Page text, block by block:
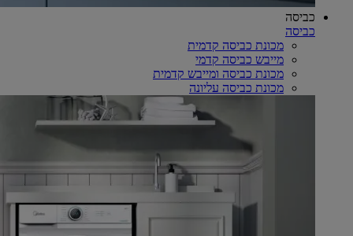
כביסה
כביסה
מכונת כביסה קדמית
מייבש כביסה קדמי
מכונת כביסה ומייבש קדמית
מכונת כביסה עליונה